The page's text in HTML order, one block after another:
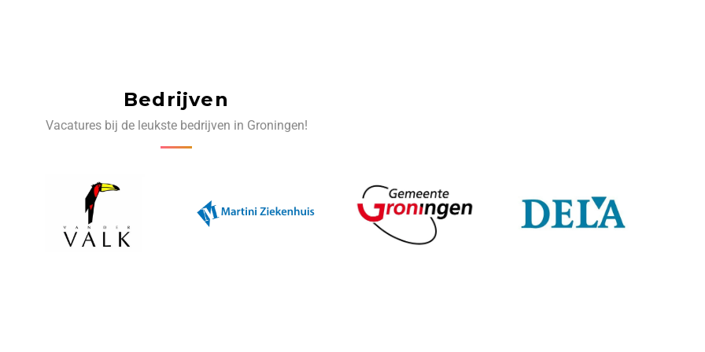
Bedrijven
Vacatures bij de leukste bedrijven in Groningen!